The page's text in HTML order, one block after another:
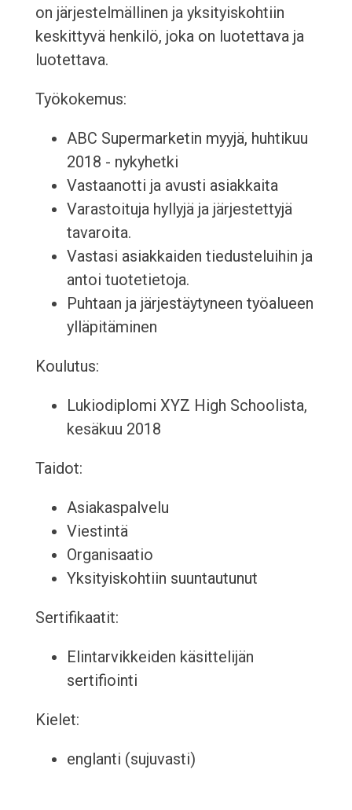
on järjestelmällinen ja yksityiskohtiin
keskittyvä henkilö, joka on luotettava ja
luotettava.
Työkokemus:
ABC Supermarketin myyjä, huhtikuu
2018 - nykyhetki
Vastaanotti ja avusti asiakkaita
Varastoituja hyllyjä ja järjestettyjä
tavaroita.
Vastasi asiakkaiden tiedusteluihin ja
antoi tuotetietoja.
Puhtaan ja järjestäytyneen työalueen
ylläpitäminen
Koulutus:
Lukiodiplomi XYZ High Schoolista,
kesäkuu 2018
Taidot:
Asiakaspalvelu
Viestintä
Organisaatio
Yksityiskohtiin suuntautunut
Sertifikaatit:
Elintarvikkeiden käsittelijän
sertifiointi
Kielet:
englanti (sujuvasti)